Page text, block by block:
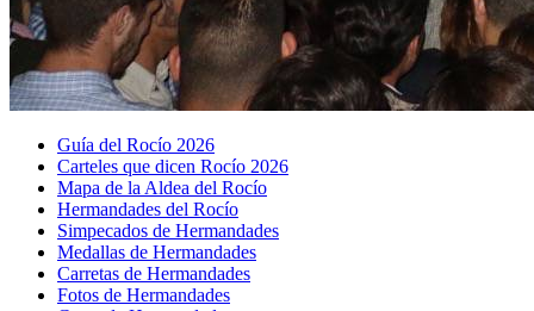
Guía del Rocío 2026
Carteles que dicen Rocío 2026
Mapa de la Aldea del Rocío
Hermandades del Rocío
Simpecados de Hermandades
Medallas de Hermandades
Carretas de Hermandades
Fotos de Hermandades